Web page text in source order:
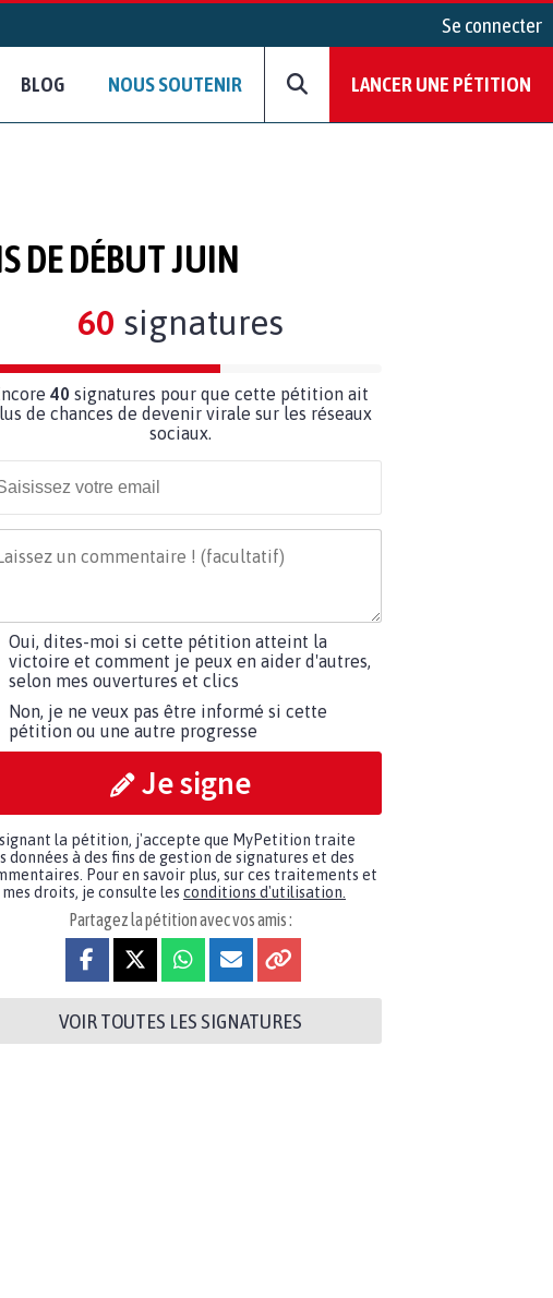
Se connecter
BLOG NOUS SOUTENIR LANCER UNE PÉTITION
DE DÉBUT JUIN
60 signatures
40 signatures pour que cette pétition ait
de chances de devenir virale sur les réseaux
sociaux.
Oui, dites-moi si cette pétition atteint la
victoire et comment je peux en aider d'autres,
selon mes ouvertures et clics
Non, je ne veux pas être informé si cette
pétition ou une autre progresse
Je signe
signant la pétition, j'accepte que MyPetition traite
données à des fins de gestion de signatures et des
Pour en savoir plus, sur ces traitements et
mes droits, je consulte les conditions d'utilisation.
Partagez la pétition avec vos amis :
VOIR TOUTES LES SIGNATURES